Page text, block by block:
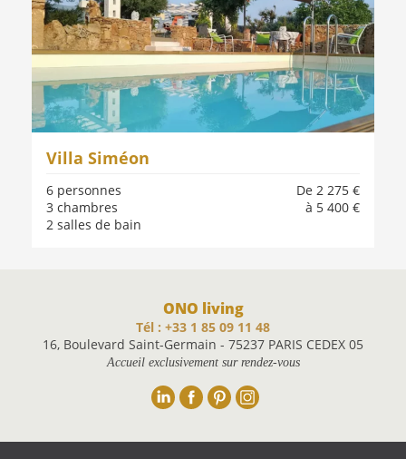
Villa Siméon
De 2 275 €
à 5 400 €
6 personnes
3 chambres
2 salles de bain
ONO living
Tél : +33 1 85 09 11 48
16, Boulevard Saint-Germain - 75237 PARIS CEDEX 05
Accueil exclusivement sur rendez-vous
Linkedin